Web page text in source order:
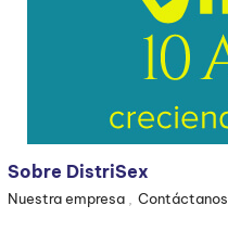
Sobre DistriSex
Nuestra empresa Contáctanos